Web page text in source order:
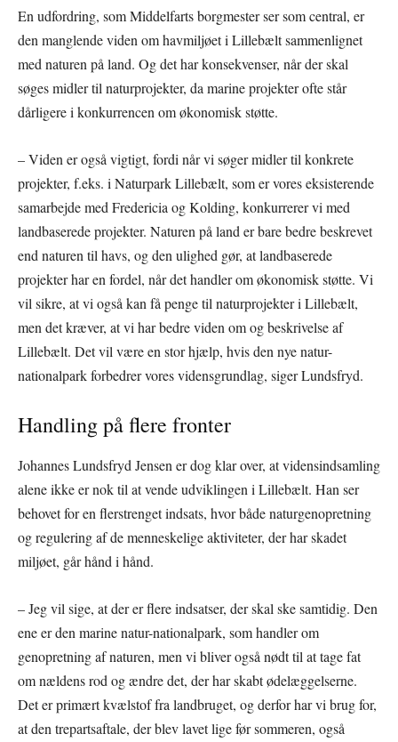
En udfordring, som Middelfarts borgmester ser som central, er
den manglende viden om havmiljøet i Lillebælt sammenlignet
med naturen på land. Og det har konsekvenser, når der skal
søges midler til naturprojekter, da marine projekter ofte står
dårligere i konkurrencen om økonomisk støtte.
– Viden er også vigtigt, fordi når vi søger midler til konkrete
projekter, f.eks. i Naturpark Lillebælt, som er vores eksisterende
samarbejde med Fredericia og Kolding, konkurrerer vi med
landbaserede projekter. Naturen på land er bare bedre beskrevet
end naturen til havs, og den ulighed gør, at landbaserede
projekter har en fordel, når det handler om økonomisk støtte. Vi
vil sikre, at vi også kan få penge til naturprojekter i Lillebælt,
men det kræver, at vi har bedre viden om og beskrivelse af
Lillebælt. Det vil være en stor hjælp, hvis den nye natur-
nationalpark forbedrer vores vidensgrundlag, siger Lundsfryd.
Handling på flere fronter
Johannes Lundsfryd Jensen er dog klar over, at vidensindsamling
alene ikke er nok til at vende udviklingen i Lillebælt. Han ser
behovet for en flerstrenget indsats, hvor både naturgenopretning
og regulering af de menneskelige aktiviteter, der har skadet
miljøet, går hånd i hånd.
– Jeg vil sige, at der er flere indsatser, der skal ske samtidig. Den
ene er den marine natur-nationalpark, som handler om
genopretning af naturen, men vi bliver også nødt til at tage fat
om nældens rod og ændre det, der har skabt ødelæggelserne.
Det er primært kvælstof fra landbruget, og derfor har vi brug for,
at den trepartsaftale, der blev lavet lige før sommeren, også